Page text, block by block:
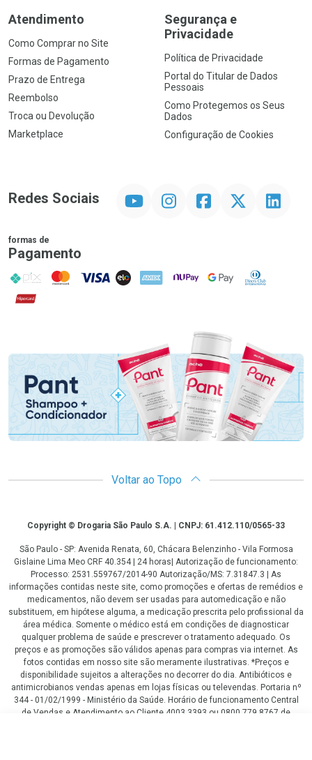
Atendimento
Como Comprar no Site
Formas de Pagamento
Prazo de Entrega
Reembolso
Troca ou Devolução
Marketplace
Segurança e
Privacidade
Política de Privacidade
Portal do Titular de Dados
Pessoais
Como Protegemos os Seus
Dados
Configuração de Cookies
Redes Sociais InstagramFacebookTwitter Linkedin
formas de
Pagamento
PIX MasterCard
VISA ELO AMEX NuPay Google PayDiners Club
Hipercard
Promoção em Destaque
Voltar ao Topo
CopyrightCopyright © Drogaria São Paulo S.A. | CNPJ: 61.412.110/0565-33
São Paulo - SP: Avenida Renata, 60, Chácara Belenzinho - Vila Formosa
Gislaine Lima Meo CRF 40.354 | 24 horas| Autorização de funcionamento:
Processo: 2531.559767/2014-90 Autorização/MS: 7.31847.3 | As
informações contidas neste site, como promoções e ofertas de remédios e
medicamentos, não devem ser usadas para automedicação e não
substituem, em hipótese alguma, a medicação prescrita pelo profissional da
área médica. Somente o médico está em condições de diagnosticar
qualquer problema de saúde e prescrever o tratamento adequado. Os
preços e as promoções são válidos apenas para compras via internet. As
fotos contidas em nosso site são meramente ilustrativas. *Preços e
disponibilidade sujeitos a alterações no decorrer do dia. Antibióticos e
antimicrobianos vendas apenas em lojas físicas ou televendas. Portaria nº
344 - 01/02/1999 - Ministério da Saúde. Horário de funcionamento Central
de Vendas e Atendimento ao Cliente 4003 3393 ou 0800 779 8767 de